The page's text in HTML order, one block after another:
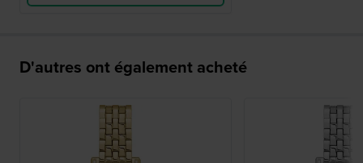
D'autres ont également acheté